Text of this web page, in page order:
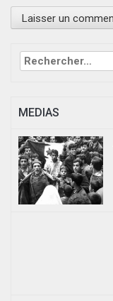
Rechercher :
MEDIAS